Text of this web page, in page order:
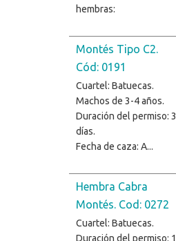
hembras:
Montés Tipo C2.
Cód: 0191
Cuartel: Batuecas.
Machos de 3-4 años.
Duración del permiso: 3
días.
Fecha de caza: A...
Hembra Cabra
Montés. Cod: 0272
Cuartel: Batuecas.
Duración del permiso: 1